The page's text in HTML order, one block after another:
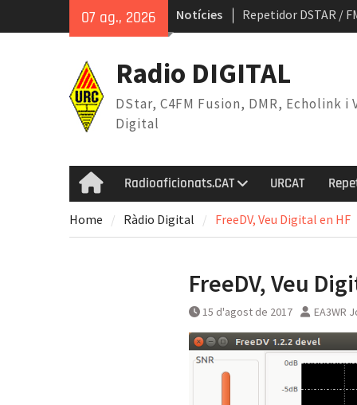
07 ag., 2026 Notícies
Repetidor DSTAR /
MMDVM-IQ
Radio DIGITAL
DStar, C4FM Fusion, DMR, Echolink i
Digital
HomeRadioaficionats.CAT URCAT
Home Ràdio Digital FreeDV, Veu Digital en HF
FreeDV, Veu
15 d'agost de 2017 EA3WR